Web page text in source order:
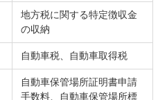
地方税に関する特定徴収金
の収納
自動車税、自動車取得税
自動車保管場所証明書申請
手数料、自動車保管場所標